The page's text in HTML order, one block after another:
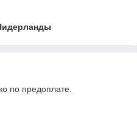
по предоплате.